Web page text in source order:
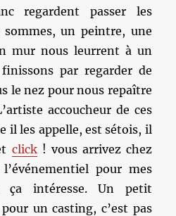
regardent passer les
un peintre, une
mur nous leurrent à un
par regarder de
le nez pour nous repaître
accoucheur de ces
il les appelle, est sétois, il
click! vous arrivez chez
pour mes
ça intéresse. Un petit
un casting, c’est pas